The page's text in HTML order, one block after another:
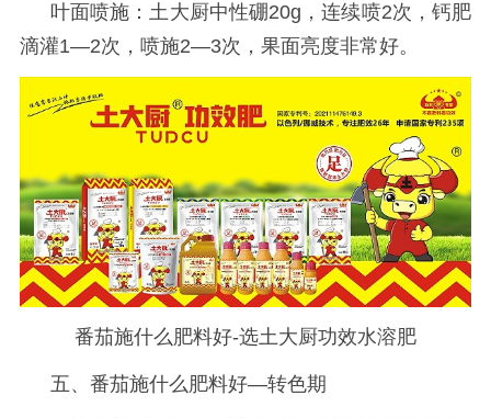
叶面喷施：土大厨中性硼20g，连续喷2次，钙肥
滴灌1—2次，喷施2—3次，果面亮度非常好。
番茄施什么肥料好-选土大厨功效水溶肥
五、 番茄施什么肥料好—转色期